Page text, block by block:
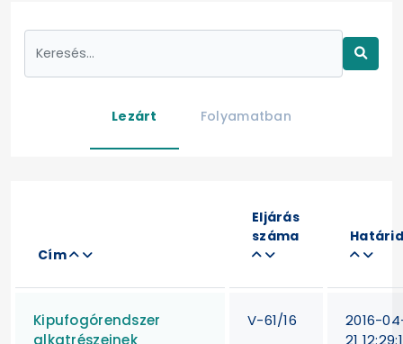
Lezárt Folyamatban
Cím
Eljárás
száma
Kipufogórendszer
alkatrészeinek
V-61/16
2016-
21